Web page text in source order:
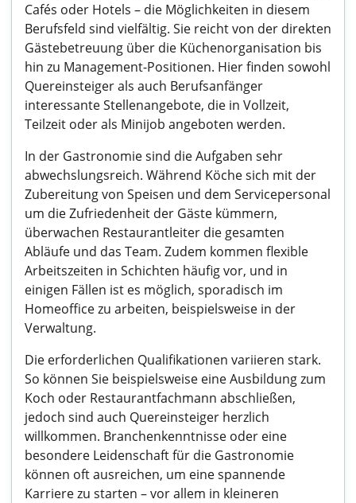
Cafés oder Hotels – die Möglichkeiten in diesem
Berufsfeld sind vielfältig. Sie reicht von der direkten
Gästebetreuung über die Küchenorganisation bis
hin zu Management-Positionen. Hier finden sowohl
Quereinsteiger als auch Berufsanfänger
interessante Stellenangebote, die in Vollzeit,
Teilzeit oder als Minijob angeboten werden.
In der Gastronomie sind die Aufgaben sehr
abwechslungsreich. Während Köche sich mit der
Zubereitung von Speisen und dem Servicepersonal
um die Zufriedenheit der Gäste kümmern,
überwachen Restaurantleiter die gesamten
Abläufe und das Team. Zudem kommen flexible
Arbeitszeiten in Schichten häufig vor, und in
einigen Fällen ist es möglich, sporadisch im
Homeoffice zu arbeiten, beispielsweise in der
Verwaltung.
Die erforderlichen Qualifikationen variieren stark.
So können Sie beispielsweise eine Ausbildung zum
Koch oder Restaurantfachmann abschließen,
jedoch sind auch Quereinsteiger herzlich
willkommen. Branchenkenntnisse oder eine
besondere Leidenschaft für die Gastronomie
können oft ausreichen, um eine spannende
Karriere zu starten – vor allem in kleineren